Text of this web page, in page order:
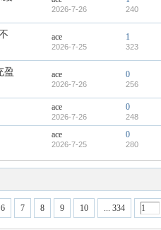
2026-7-26 240
ace
2026-7-25
1
323
盈
ace
2026-7-26
0
256
ace
2026-7-26
0
248
ace
2026-7-25
0
280
6 7 8 9 10 ... 334